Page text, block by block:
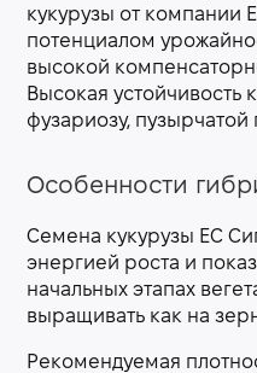
кукурузы от компании
потенциалом
высокой
Высокая устойчивость
фузариозу, пузырчатой
Особенности
Семена кукурузы ЕС
энергией роста и
начальных этапах
выращивать как на
Рекомендуемая